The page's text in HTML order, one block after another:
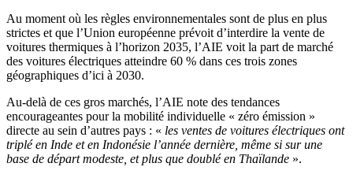
Au moment où les règles environnementales sont de plus en plus
strictes et que l’Union européenne prévoit d’interdire la vente de
voitures thermiques à l’horizon 2035, l’AIE voit la part de marché
des voitures électriques atteindre 60 % dans ces trois zones
géographiques d’ici à 2030.
Au-delà de ces gros marchés, l’AIE note des tendances
encourageantes pour la mobilité individuelle « zéro émission »
directe au sein d’autres pays : « les ventes de voitures électriques ont
triplé en Inde et en Indonésie l’année dernière, même si sur une
base de départ modeste, et plus que doublé en Thaïlande ».